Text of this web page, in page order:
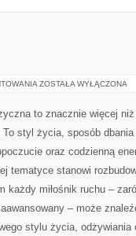
DIETA
ZOSTAŁA WYŁĄCZONA
to znacznie więcej
To styl życia, sposób dbania
oraz codzienną
tematyce stanowi
każdy miłośnik ruchu –
– może
stylu życia, odżywiania